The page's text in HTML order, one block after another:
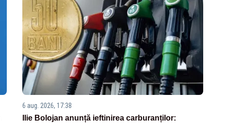
6 aug. 2026, 17:38
Ilie Bolojan anunță ieftinirea carburanților: